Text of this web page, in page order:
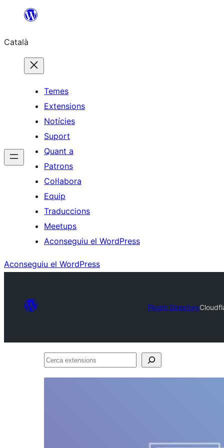
contingut
Català
Temes
Extensions
Notícies
Suport
Quant a
Patrons
Col·labora
Equip
Traduccions
Meetups
Aconseguiu el WordPress
Aconseguiu el WordPress
Plugin Directory
Cerca